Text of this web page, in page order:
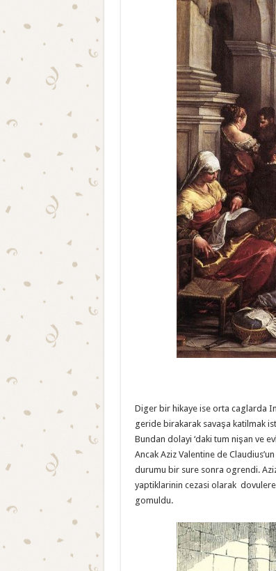
Diger bir hikaye ise orta caglarda
geride birakarak savaşa katilmak
Bundan dolayi ‘daki tum nişan ve
Ancak Aziz Valentine de
durumu bir sure sonra ogrendi.
yaptiklarinin cezasi olarak
gomuldu.